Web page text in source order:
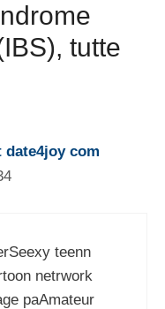
tutte
date4joy com
teenn
netrwork
paAmateur